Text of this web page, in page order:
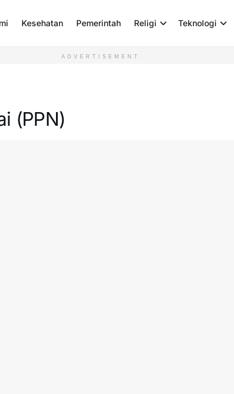
Kesehatan Pemerintah Religi Teknologi
ADVERTISEMENT
(PPN)